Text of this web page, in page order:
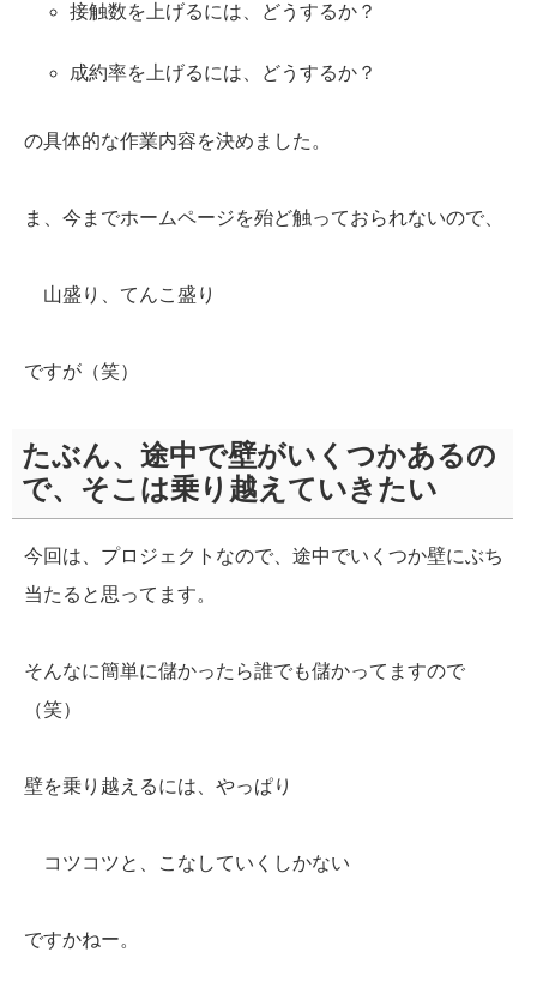
接触数を上げるには、どうするか？
成約率を上げるには、どうするか？
の具体的な作業内容を決めました。
ま、今までホームページを殆ど触っておられないので、
山盛り、てんこ盛り
ですが（笑）
たぶん、途中で壁がいくつかあるの
で、そこは乗り越えていきたい
今回は、プロジェクトなので、途中でいくつか壁にぶち
当たると思ってます。
そんなに簡単に儲かったら誰でも儲かってますので
（笑）
壁を乗り越えるには、やっぱり
コツコツと、こなしていくしかない
ですかねー。